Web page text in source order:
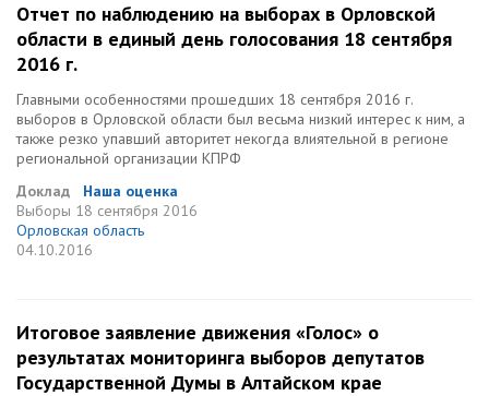
Отчет по наблюдению на выборах в Орловской
области в единый день голосования 18 сентября
2016 г.
Главными особенностями прошедших 18 сентября 2016 г.
выборов в Орловской области был весьма низкий интерес к ним, а
также резко упавший авторитет некогда влиятельной в регионе
региональной организации КПРФ
Доклад
Наша оценка
Выборы 18 сентября 2016
Орловская область
04.10.2016
Итоговое заявление движения «Голос» о
результатах мониторинга выборов депутатов
Государственной Думы в Алтайском крае